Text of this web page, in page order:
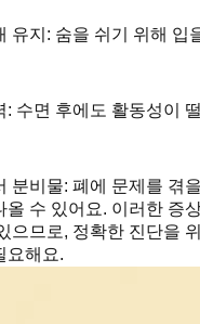
유지 : 숨을 쉬기 위해 입
: 수면 후에도 활동성이
분비물: 폐에 문제를 겪
올 수 있어요. 이러한 증
으므로, 정확한 진단을
요해요.